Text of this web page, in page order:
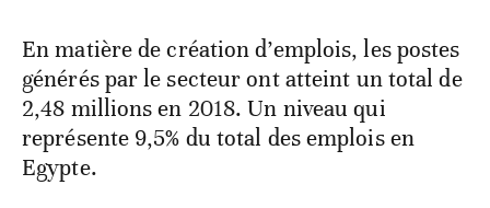
En matière de création d’emplois, les postes
générés par le secteur ont atteint un total de
2,48 millions en 2018. Un niveau qui
représente 9,5% du total des emplois en
Egypte.